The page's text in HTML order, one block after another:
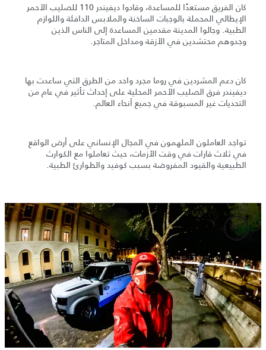
كان الفريق مستعدًا للمساعدة، وقادوا ديفيندر 110 للصليب الأحمر
الإيطالي المحملة بالوجبات الساخنة والملابس الدافئة واللوازم
الطبية. وجالوا المدينة مقدمين المساعدة إلى الناس الذين
وجدوهم محتشدين في الأزقة ومداخل المتاجر.
كان دعم المشردين في روما مجرد واحد من الطرق التي ساعدت بها
ديفيندر فرق الصليب الأحمر المحلية على إحداث تأثير في عام من
التحديات غير المسبوقة في جميع أنحاء العالم.
تواجد العاملون الملهمون في المجال الإنساني على أرض الواقع
في ثلاث قارات في وقت الأزمات، حيث تعاملوا مع الكوارث
الطبيعية والقيود المفروضة بسبب كوفيد والطوارئ الطبية.